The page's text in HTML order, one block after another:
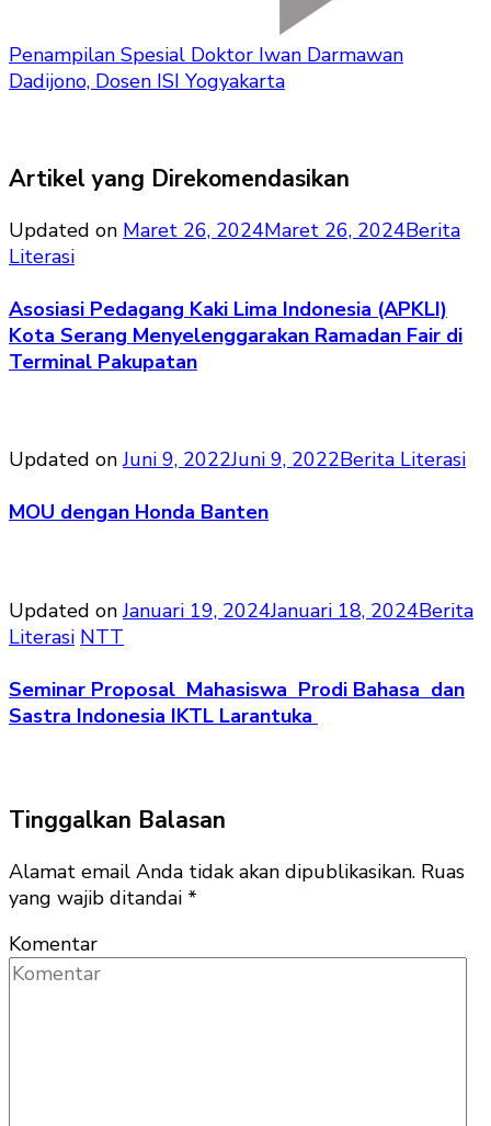
Penampilan Spesial Doktor Iwan Darmawan
Dadijono, Dosen ISI Yogyakarta
Artikel yang Direkomendasikan
Updated on Maret 26, 2024Maret 26, 2024Berita
Literasi
Asosiasi Pedagang Kaki Lima Indonesia (APKLI)
Kota Serang Menyelenggarakan Ramadan Fair di
Terminal Pakupatan
Updated onJuni 9, 2022Juni 9, 2022Berita Literasi
MOU dengan Honda Banten
Updated onJanuari 19, 2024Januari 18, 2024Berita
Literasi NTT
Seminar Proposal Mahasiswa Prodi Bahasa dan
Sastra Indonesia IKTL Larantuka
Tinggalkan Balasan
Alamat email Anda tidak akan dipublikasikan. Ruas
yang wajib ditandai *
Komentar